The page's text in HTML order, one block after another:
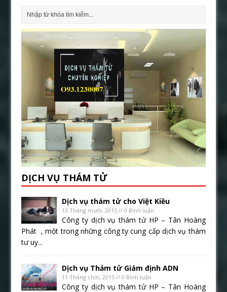
DỊCH VỤ THÁM TỬ
Dịch vụ thám tử cho Việt Kiều
13 Tháng mười, 2015 // 0 Bình luận
Công ty dịch vụ thám tử HP – Tân Hoàng
Phát , một trong những công ty cung cấp dịch vụ thám
tư uy...
Dịch vụ Thảm tử Giám định ADN
11 Tháng chín, 2015 // 0 Bình luận
Công ty dịch vụ thám tử HP – Tân Hoàng